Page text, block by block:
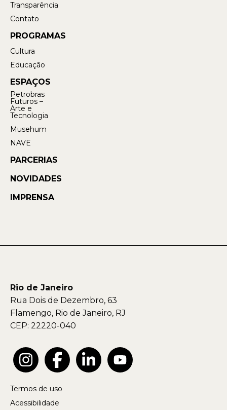
Transparência
Contato
PROGRAMAS
Cultura
Educação
ESPAÇOS
Petrobras
Futuros –
Arte e
Tecnologia
Musehum
NAVE
PARCERIAS
NOVIDADES
IMPRENSA
Rio de Janeiro
Rua Dois de Dezembro, 63
Flamengo, Rio de Janeiro, RJ
CEP: 22220-040
Termos de uso
Acessibilidade